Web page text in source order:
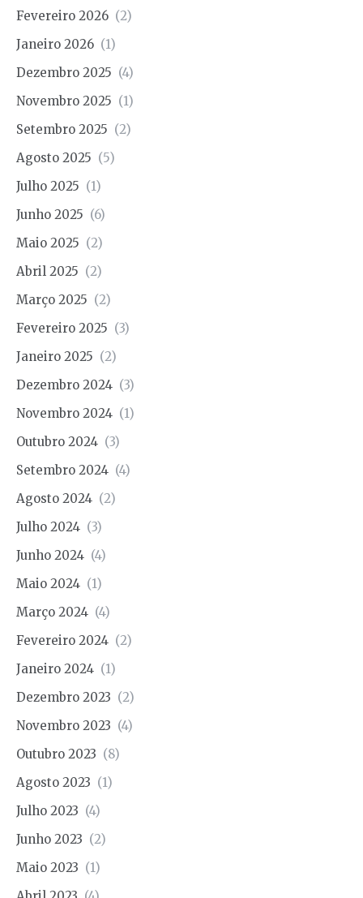
Fevereiro 2026 (2)
Janeiro 2026 (1)
Dezembro 2025 (4)
Novembro 2025 (1)
Setembro 2025 (2)
Agosto 2025 (5)
Julho 2025 (1)
Junho 2025 (6)
Maio 2025 (2)
Abril 2025 (2)
Março 2025 (2)
Fevereiro 2025 (3)
Janeiro 2025 (2)
Dezembro 2024 (3)
Novembro 2024 (1)
Outubro 2024 (3)
Setembro 2024 (4)
Agosto 2024 (2)
Julho 2024 (3)
Junho 2024 (4)
Maio 2024 (1)
Março 2024 (4)
Fevereiro 2024 (2)
Janeiro 2024 (1)
Dezembro 2023 (2)
Novembro 2023 (4)
Outubro 2023 (8)
Agosto 2023 (1)
Julho 2023 (4)
Junho 2023 (2)
Maio 2023 (1)